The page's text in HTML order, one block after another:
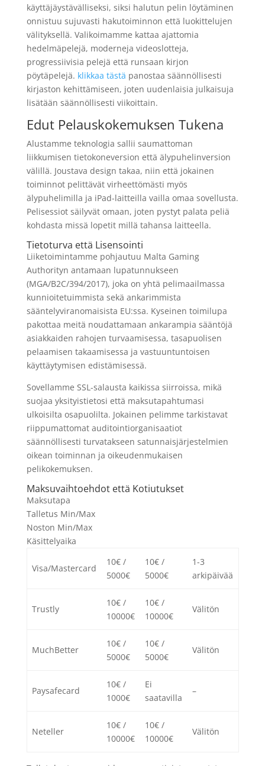
käyttäjäystävälliseksi, siksi halutun pelin löytäminen
onnistuu sujuvasti hakutoiminnon että luokittelujen
välityksellä. Valikoimamme kattaa ajattomia
hedelmäpelejä, moderneja videoslotteja,
progressiivisia pelejä että runsaan kirjon
pöytäpelejä. klikkaa tästä panostaa säännöllisesti
kirjaston kehittämiseen, joten uudenlaisia julkaisuja
lisätään säännöllisesti viikoittain.
Edut Pelauskokemuksen Tukena
Alustamme teknologia sallii saumattoman
liikkumisen tietokoneversion että älypuhelinversion
välillä. Joustava design takaa, niin että jokainen
toiminnot pelittävät virheettömästi myös
älypuhelimilla ja iPad-laitteilla vailla omaa sovellusta.
Pelisessiot säilyvät omaan, joten pystyt palata peliä
kohdasta missä lopetit millä tahansa laitteella.
Tietoturva että Lisensointi
Liiketoimintamme pohjautuu Malta Gaming
Authorityn antamaan lupatunnukseen
(MGA/B2C/394/2017), joka on yhtä pelimaailmassa
kunnioitetuimmista sekä ankarimmista
sääntelyviranomaisista EU:ssa. Kyseinen toimilupa
pakottaa meitä noudattamaan ankarampia sääntöjä
asiakkaiden rahojen turvaamisessa, tasapuolisen
pelaamisen takaamisessa ja vastuuntuntoisen
käyttäytymisen edistämisessä.
Sovellamme SSL-salausta kaikissa siirroissa, mikä
suojaa yksityistietosi että maksutapahtumasi
ulkoisilta osapuolilta. Jokainen pelimme tarkistavat
riippumattomat auditointiorganisaatiot
säännöllisesti turvatakseen satunnaisjärjestelmien
oikean toiminnan ja oikeudenmukaisen
pelikokemuksen.
Maksuvaihtoehdot että Kotiutukset
Maksutapa
Talletus Min/Max
Noston Min/Max
Käsittelyaika
Visa/Mastercard
10€ /
5000€
10€ /
5000€
1-3
arkipäivää
Trustly
10€ /
10000€
10€ /
10000€
Välitön
MuchBetter
10€ /
5000€
10€ /
5000€
Välitön
Paysafecard
10€ /
1000€
Ei
saatavilla
–
Neteller
10€ /
10000€
10€ /
10000€
Välitön